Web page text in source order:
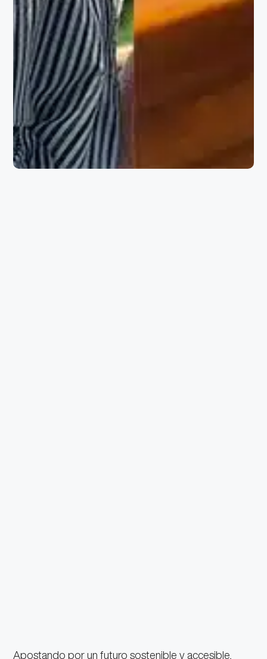
Apostando por un futuro sostenible y accesible,